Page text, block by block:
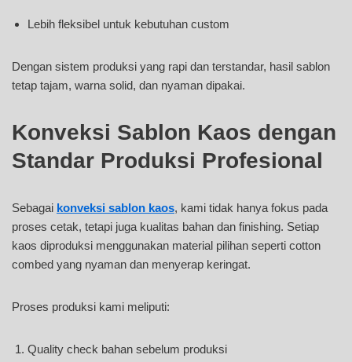
Lebih fleksibel untuk kebutuhan custom
Dengan sistem produksi yang rapi dan terstandar, hasil sablon
tetap tajam, warna solid, dan nyaman dipakai.
Konveksi Sablon Kaos dengan
Standar Produksi Profesional
Sebagai konveksi sablon kaos, kami tidak hanya fokus pada
proses cetak, tetapi juga kualitas bahan dan finishing. Setiap
kaos diproduksi menggunakan material pilihan seperti cotton
combed yang nyaman dan menyerap keringat.
Proses produksi kami meliputi:
Quality check bahan sebelum produksi